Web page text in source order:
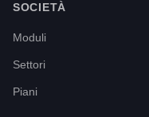
SOCIETÀ
Moduli
Settori
Piani